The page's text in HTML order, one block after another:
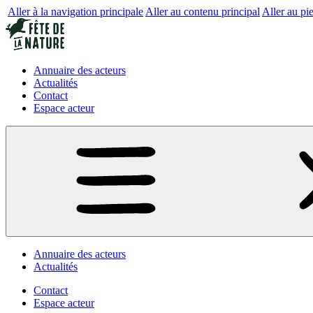
Aller à la navigation principale Aller au contenu principal Aller au
Annuaire des acteurs
Actualités
Contact
Espace acteur
Annuaire des acteurs
Actualités
Contact
Espace acteur